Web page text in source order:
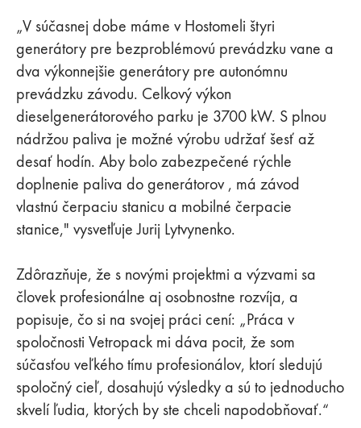
„V súčasnej dobe máme v Hostomeli štyri
generátory pre bezproblémovú prevádzku vane a
dva výkonnejšie generátory pre autonómnu
prevádzku závodu. Celkový výkon
dieselgenerátorového parku je 3700 kW. S plnou
nádržou paliva je možné výrobu udržať šesť až
desať hodín. Aby bolo zabezpečené rýchle
doplnenie paliva do generátorov , má závod
vlastnú čerpaciu stanicu a mobilné čerpacie
stanice," vysvetľuje Jurij Lytvynenko.
Zdôrazňuje, že s novými projektmi a výzvami sa
človek profesionálne aj osobnostne rozvíja, a
popisuje, čo si na svojej práci cení: „Práca v
spoločnosti Vetropack mi dáva pocit, že som
súčasťou veľkého tímu profesionálov, ktorí sledujú
spoločný cieľ, dosahujú výsledky a sú to jednoducho
skvelí ľudia, ktorých by ste chceli napodobňovať.“